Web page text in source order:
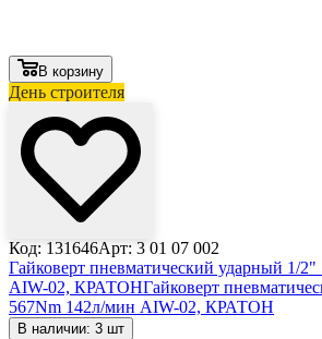
В корзину
День строителя
Код: 131646Арт: 3 01 07 002
Гайковерт пневматический ударный 1/
AIW-02, КРАТОНГайковерт
567Nm 142л/мин AIW-02, КРАТОН
В наличии: 3 шт